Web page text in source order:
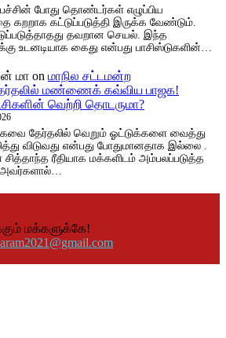
போது தொண்டர்கள் எழுப்பிய
கறறாக கட்டுப்படுத்தி இருக்க வேண்டும்.
தவறான செயல். இந்த
உடனடியாக கைது என்பது பாசிஸ்டுகளின்…
மா on மாநில சட்டமன்ற
மண்ணைக் கவ்விய பாஜக!
வெற்றி தொடருமா?
தேர்தலில் வெறும் ஓட்டுக்களை வைத்து
விடுவது என்பது போதுமானதாக இல்லை .
ரீதியாக மக்களிடம் அம்பலப்படுத்த
மக்களுக்கே!